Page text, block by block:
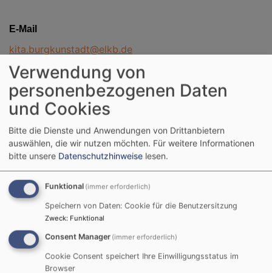
​​E-Mail
kita.burgkunstadt@elkb.de
Telefonnummern
Bistro: 0 95 72 /386099-11
Bauraum: 0 95 72 / 386099-13
Rezeption: 0 95 72 / 386099-14
Büro Fachkraft Sprache/Inklusion: 09572/386099-17
Verwendung von
personenbezogenen Daten
und Cookies
Bitte die Dienste und Anwendungen von Drittanbietern
auswählen, die wir nutzen möchten. Für weitere Informationen
bitte unsere Datenschutzhinweise lesen.
Funktional (immer erforderlich)
Speichern von Daten: Cookie für die Benutzersitzung
Zweck: Funktional
Consent Manager (immer erforderlich)
Cookie Consent speichert Ihre Einwilligungsstatus im
Browser